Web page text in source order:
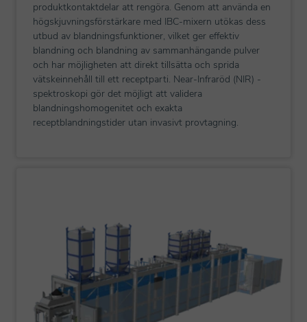
produktkontaktdelar att rengöra. Genom att använda en
högskjuvningsförstärkare med IBC-mixern utökas dess
utbud av blandningsfunktioner, vilket ger effektiv
blandning och blandning av sammanhängande pulver
och har möjligheten att direkt tillsätta och sprida
vätskeinnehåll till ett receptparti. Near-Infraröd (NIR) -
spektroskopi gör det möjligt att validera
blandningshomogenitet och exakta
receptblandningstider utan invasivt provtagning.